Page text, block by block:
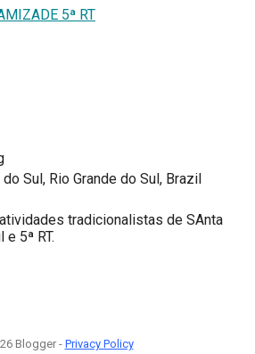
5ª RT
Sul, Rio Grande do Sul, Brazil
tradicionalistas de SAnta
e 5ª RT.
Blogger - Privacy Policy